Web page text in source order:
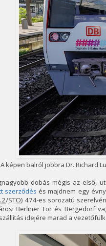
A képen balról jobbra Dr. Richard
dobás mégis az első,
szerződés és majdnem egy
2/STO) 474-es sorozatú
Berliner Tor és Bergedorf
idejére marad a